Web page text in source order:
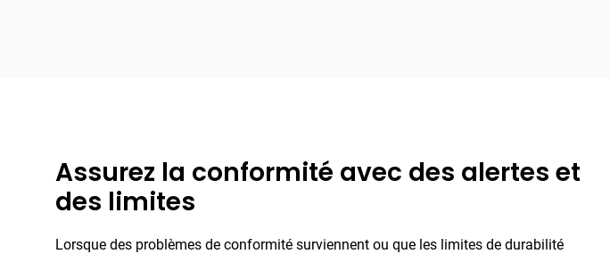
Assurez la conformité avec des alertes et
des limites
Lorsque des problèmes de conformité surviennent ou que les limites de durabilité